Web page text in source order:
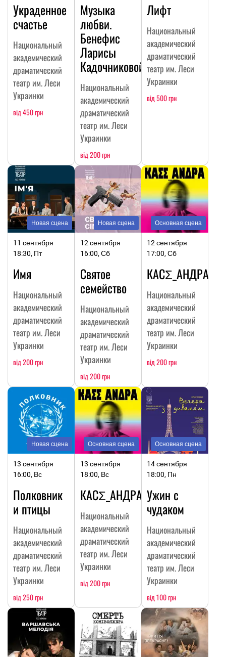
Украденное
счастье
Национальный
академический
драматический
театр им. Леси
Украинки
від 450 грн
Музыка
любви.
Бенефис
Ларисы
Кадочниковой
Национальный
академический
драматический
театр им. Леси
Украинки
від 200 грн
Лифт
Национальный
академический
драматический
театр им. Леси
Украинки
від 500 грн
Новая сцена
11 сентября
18:30, Пт
Имя
Национальный
академический
драматический
театр им. Леси
Украинки
від 200 грн
Новая сцена
12 сентября
16:00, Сб
Святое
семейство
Национальный
академический
драматический
театр им. Леси
Украинки
від 200 грн
Основная сцена
12 сентября
17:00, Сб
КАСΣ_АНДРА
Национальный
академический
драматический
театр им. Леси
Украинки
від 200 грн
Новая сцена
13 сентября
16:00, Вс
Полковник
и птицы
Национальный
академический
драматический
театр им. Леси
Украинки
від 250 грн
Основная сцена
13 сентября
18:00, Вс
КАСΣ_АНДРА
Национальный
академический
драматический
театр им. Леси
Украинки
від 200 грн
Основная сцена
14 сентября
18:00, Пн
Ужин с
чудаком
Национальный
академический
драматический
театр им. Леси
Украинки
від 100 грн